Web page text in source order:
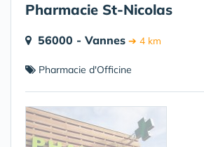
Pharmacie St-Nicolas
56000 - Vannes ➔ 4 km
Pharmacie d'Officine